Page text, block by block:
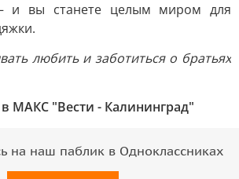
и вы станете целым миром для
любить и заботиться о братьях
МАКС "Вести - Калининград"
на наш паблик в Одноклассниках